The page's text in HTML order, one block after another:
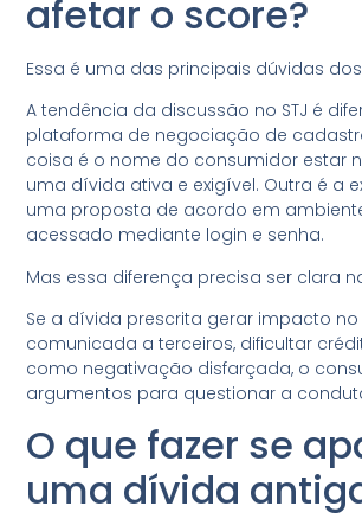
afetar o score?
Essa é uma das principais dúvidas
A tendência da discussão no STJ é
plataforma de negociação de
coisa é o nome do consumidor estar
uma dívida ativa e exigível. Outra é a
uma proposta de acordo em
acessado mediante login e senha.
Mas essa diferença precisa ser clara
Se a dívida prescrita gerar impacto no
comunicada a terceiros, dificultar
como negativação disfarçada, o
argumentos para questionar a
O que fazer se
uma dívida